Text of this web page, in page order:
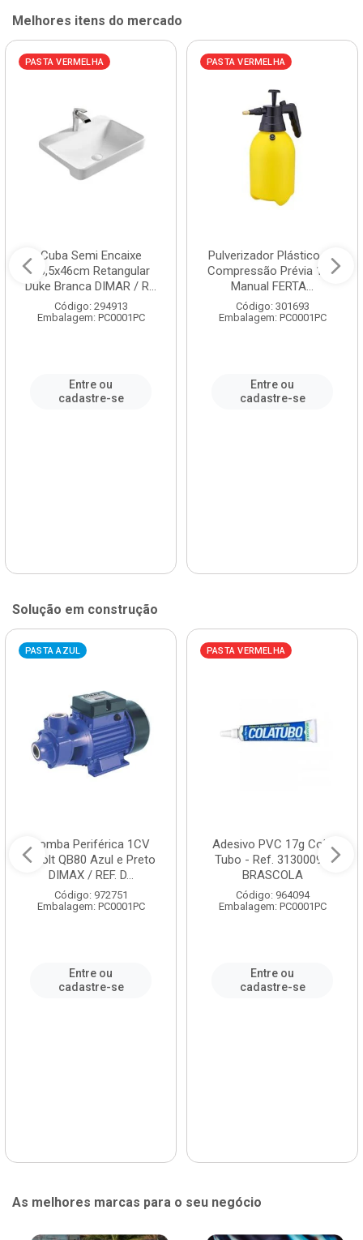
Melhores itens do mercado
PASTA VERMELHA
Cuba Semi Encaixe
58,5x46cm Retangular
Duke Branca DIMAR / R...
Código: 294913
Embalagem: PC0001PC
Entre ou
cadastre-se
PASTA VERMELHA
Pulverizador Plástico de
Compressão Prévia 1,5L
Manual FERTA...
Código: 301693
Embalagem: PC0001PC
Entre ou
cadastre-se
Solução em construção
PASTA AZUL
Bomba Periférica 1CV
Bivolt QB80 Azul e Preto
DIMAX / REF. D...
Código: 972751
Embalagem: PC0001PC
Entre ou
cadastre-se
PASTA VERMELHA
Adesivo PVC 17g Cola
Tubo - Ref. 3130009 -
BRASCOLA
Código: 964094
Embalagem: PC0001PC
Entre ou
cadastre-se
As melhores marcas para o seu negócio